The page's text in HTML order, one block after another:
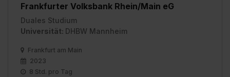
Frankfurter Volksbank Rhein/Main eG
Duales Studium
Universität: DHBW Mannheim
Frankfurt am Main
2023
8 Std. pro Tag